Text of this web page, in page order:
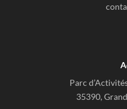
Parc
35390,